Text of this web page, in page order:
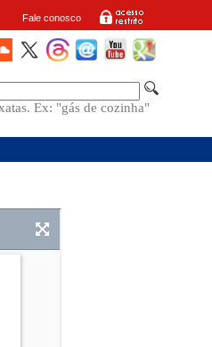
Fale conosco
Ex: "gás de cozinha"